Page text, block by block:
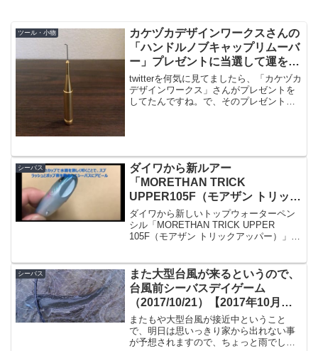
ツール・小物
カケヅカデザインワークスさんの
「ハンドルノブキャップリムーバ
ー」プレゼントに当選して運を使
い切る
twitterを何気に見てましたら、「カケヅカ
デザインワークス」さんがプレゼントを
してたんですね。で、そのプレゼントが
シーバス
ダイワから新ルアー
「MORETHAN TRICK
UPPER105F（モアザン トリック
アッパー）」の動画公開
ダイワから新しいトップウォーターペン
シル「MORETHAN TRICK UPPER
105F（モアザン トリックアッパー）」が
売時期が載っていませんが、動画を見る
となか...
シーバス
また大型台風が来るというので、
台風前シーバスデイゲーム
（2017/10/21）【2017年10月釣
行】
またもや大型台風が接近中ということ
で、明日は思いっきり家から出れない事
が予想されますので、ちょっと雨でした